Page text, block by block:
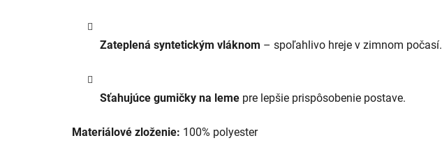
Zateplená syntetickým vláknom – spoľahlivo hreje v zimnom počasí.
Sťahujúce gumičky na leme pre lepšie prispôsobenie postave.
Materiálové zloženie: 100% polyester